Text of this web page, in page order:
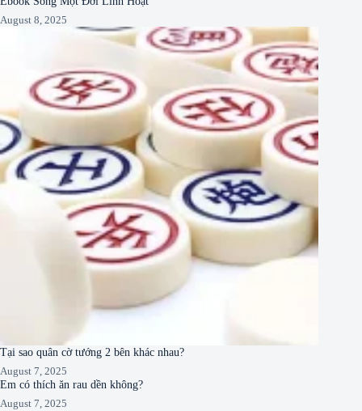
August 8, 2025
Tại sao quân cờ tướng 2 bên khác nhau?
August 7, 2025
Em có thích ăn rau dền không?
August 7, 2025